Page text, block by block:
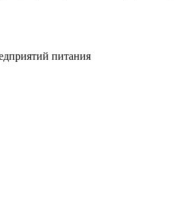
питания